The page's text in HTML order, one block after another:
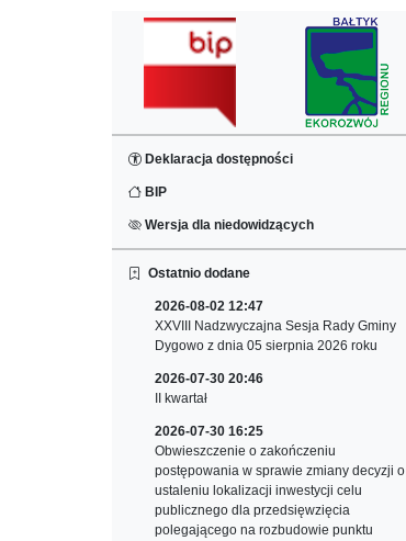
Deklaracja dostępności
BIP
Wersja dla niedowidzących
Ostatnio dodane
2026-08-02 12:47
XXVIII Nadzwyczajna Sesja Rady Gminy
Dygowo z dnia 05 sierpnia 2026 roku
2026-07-30 20:46
II kwartał
2026-07-30 16:25
Obwieszczenie o zakończeniu
postępowania w sprawie zmiany decyzji o
ustaleniu lokalizacji inwestycji celu
publicznego dla przedsięwzięcia
polegającego na rozbudowie punktu